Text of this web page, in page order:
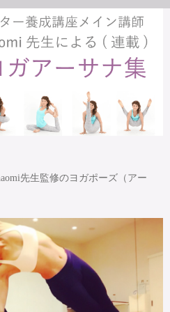
先生監修のヨガポーズ（アー